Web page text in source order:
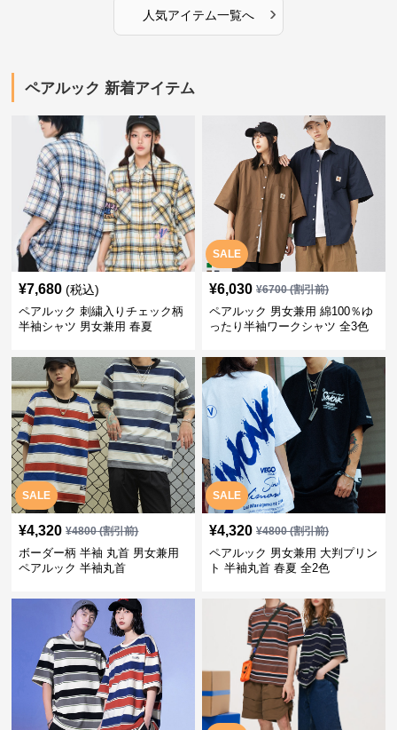
人気アイテム一覧へ ›
ペアルック 新着アイテム
¥7,680 (税込)
ペアルック 刺繍入りチェック柄
半袖シャツ 男女兼用 春夏
SALE
¥6,030 ¥6700(割引前)
ペアルック 男女兼用 綿100％ゆ
ったり半袖ワークシャツ 全3色
SALE
¥4,320 ¥4800(割引前)
ボーダー柄 半袖 丸首 男女兼用
ペアルック 半袖丸首
SALE
¥4,320 ¥4800(割引前)
ペアルック 男女兼用 大判プリン
ト 半袖丸首 春夏 全2色